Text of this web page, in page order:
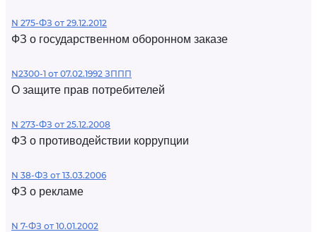
N 275-ФЗ от 29.12.2012
ФЗ о государственном оборонном заказе
N2300-1 от 07.02.1992 ЗППП
О защите прав потребителей
N 273-ФЗ от 25.12.2008
ФЗ о противодействии коррупции
N 38-ФЗ от 13.03.2006
ФЗ о рекламе
N 7-ФЗ от 10.01.2002